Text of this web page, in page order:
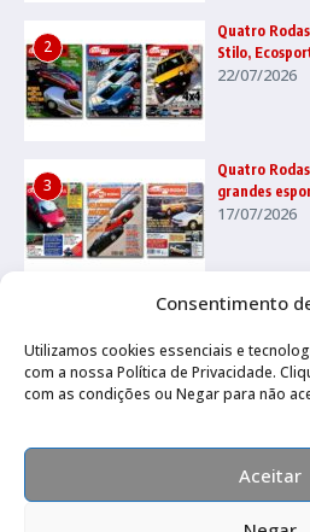
Consentimento
Utilizamos cookies essenciais e
com a nossa Política de Privacidade.
com as condições ou Negar para não
Aceitar
2
Quatro
Stilo,
22/07/2026
3
Quatro
grandes
17/07/2026